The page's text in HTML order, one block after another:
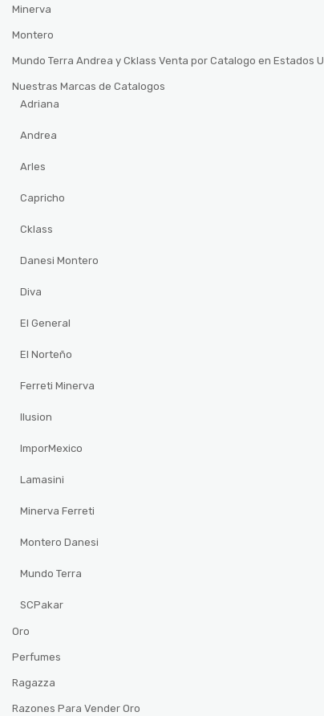
Minerva
Montero
Mundo Terra Andrea y Cklass Venta por Catalogo en Estados
Nuestras Marcas de Catalogos
Adriana
Andrea
Arles
Capricho
Cklass
Danesi Montero
Diva
El General
El Norteño
Ferreti Minerva
Ilusion
ImporMexico
Lamasini
Minerva Ferreti
Montero Danesi
Mundo Terra
SCPakar
Oro
Perfumes
Ragazza
Razones Para Vender Oro